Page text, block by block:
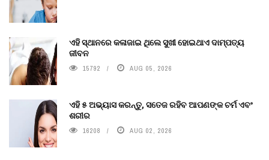
ଏହି ସ୍ଥାନରେ କଳାଜାଇ ଥିଲେ ସୁଖୀ ହୋଇଥାଏ ଦାମ୍ପତ୍ୟ
ଜୀବନ
15792 AUG 05, 2026
ଏହି ୫ ଅଭ୍ୟାସ କରନ୍ତୁ, ସତେଜ ରହିବ ଆପଣଙ୍କ ଚର୍ମ ଏବଂ
ଶରୀର
16208 AUG 02, 2026